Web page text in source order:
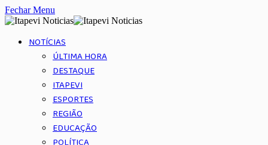
Fechar Menu
NOTÍCIAS
ÚLTIMA HORA
DESTAQUE
ITAPEVI
ESPORTES
REGIÃO
EDUCAÇÃO